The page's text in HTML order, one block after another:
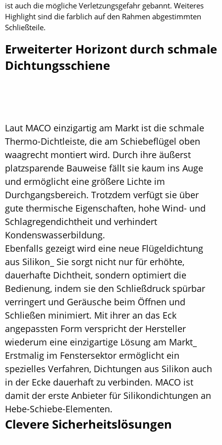
ist auch die mögliche Verletzungsgefahr gebannt. Weiteres
Highlight sind die farblich auf den Rahmen abgestimmten
Schließteile.
Erweiterter Horizont durch schmale
Dichtungsschiene
Laut MACO einzigartig am Markt ist die schmale
Thermo-Dichtleiste, die am Schiebeflügel oben
waagrecht montiert wird. Durch ihre äußerst
platzsparende Bauweise fällt sie kaum ins Auge
und ermöglicht eine größere Lichte im
Durchgangsbereich. Trotzdem verfügt sie über
gute thermische Eigenschaften, hohe Wind- und
Schlagregendichtheit und verhindert
Kondenswasserbildung.
Ebenfalls gezeigt wird eine neue Flügeldichtung
aus Silikon_ Sie sorgt nicht nur für erhöhte,
dauerhafte Dichtheit, sondern optimiert die
Bedienung, indem sie den Schließdruck spürbar
verringert und Geräusche beim Öffnen und
Schließen minimiert. Mit ihrer an das Eck
angepassten Form verspricht der Hersteller
wiederum eine einzigartige Lösung am Markt_
Erstmalig im Fenstersektor ermöglicht ein
spezielles Verfahren, Dichtungen aus Silikon auch
in der Ecke dauerhaft zu verbinden. MACO ist
damit der erste Anbieter für Silikondichtungen an
Hebe-Schiebe-Elementen.
Clevere Sicherheitslösungen